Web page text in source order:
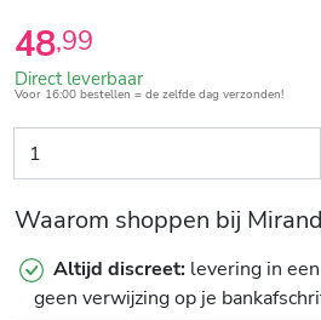
48,99
Direct leverbaar
Voor 16:00 bestellen = de zelfde dag verzonden!
Waarom shoppen bij
Altijd discreet: levering in
geen verwijzing op je